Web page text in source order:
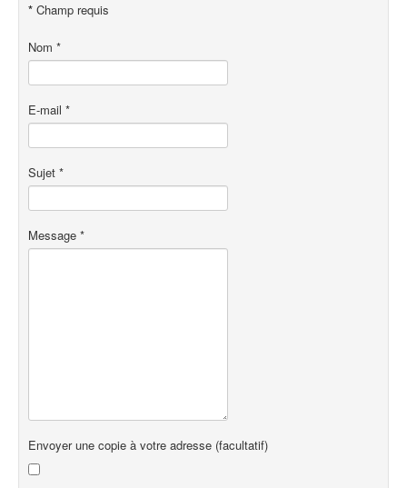
* Champ requis
Nom *
E-mail *
Sujet *
Message *
Envoyer une copie à votre adresse (facultatif)